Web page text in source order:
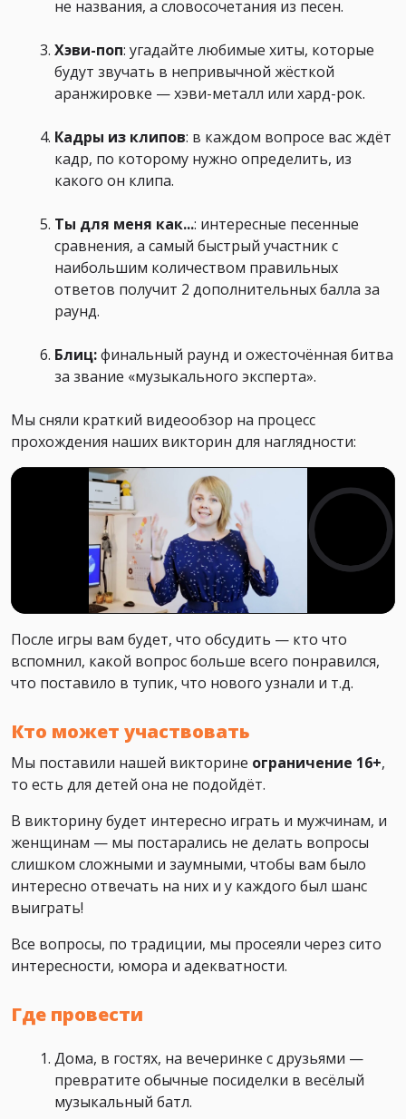
не названия, а словосочетания из песен.
Хэви-поп: угадайте любимые хиты, которые
будут звучать в непривычной жёсткой
аранжировке — хэви-металл или хард-рок.
Кадры из клипов: в каждом вопросе вас ждёт
кадр, по которому нужно определить, из
какого он клипа.
Ты для меня как...: интересные песенные
сравнения, а самый быстрый участник с
наибольшим количеством правильных
ответов получит 2 дополнительных балла за
раунд.
Блиц:финальный раунд и ожесточённая битва
за звание «музыкального эксперта».
Мы сняли краткий видеообзор на процесс
прохождения наших викторин для наглядности:
После игры вам будет, что обсудить — кто что
вспомнил, какой вопрос больше всего понравился,
что поставило в тупик, что нового узнали и т.д.
Кто может участвовать
Мы поставили нашей викторине ограничение 16+,
то есть для детей она не подойдёт.
В викторину будет интересно играть и мужчинам, и
женщинам — мы постарались не делать вопросы
слишком сложными и заумными, чтобы вам было
интересно отвечать на них и у каждого был шанс
выиграть!
Все вопросы, по традиции, мы просеяли через сито
интересности, юмора и адекватности.
Где провести
Дома, в гостях, на вечеринке с друзьями —
превратите обычные посиделки в весёлый
музыкальный батл.